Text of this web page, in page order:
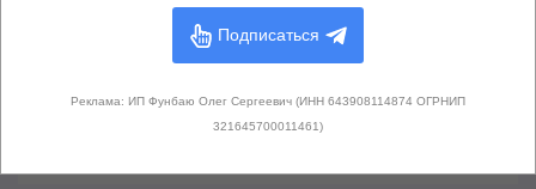
одного комментария
Подписаться
Реклама: ИП Фунбаю Олег Сергеевич (ИНН 643908114874 ОГРНИП
321645700011461)